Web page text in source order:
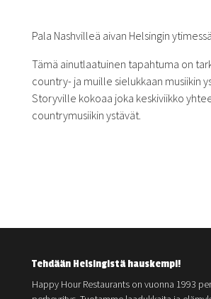
Pala Nashvilleä aivan Helsingin
Tämä ainutlaatuinen tapahtuma on
country- ja muille sielukkaan musiikin
Storyville kokoaa joka keskiviikko
countrymusiikin ystävät.
Tehdään Helsingistä hauskempi!
Happy Hour Restaurants on vuonna 1993